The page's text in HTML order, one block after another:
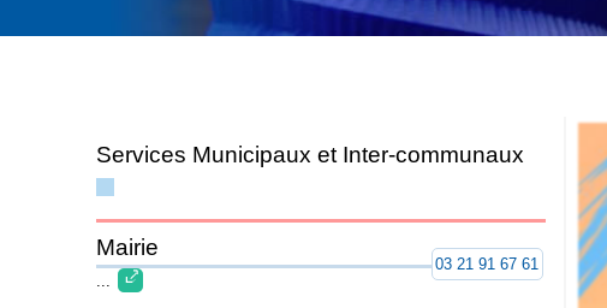
Services Municipaux et Inter-communaux
Mairie
03 21 91 67 61